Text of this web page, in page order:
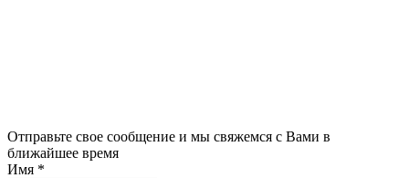
Отправьте свое сообщение и мы свяжемся с Вами в
ближайшее время
Имя *